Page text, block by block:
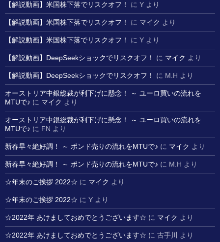
【解説動画】米国株下落でリスクオフ！ に Y より
【解説動画】米国株下落でリスクオフ！ に マイク より
【解説動画】米国株下落でリスクオフ！ に Y より
【解説動画】DeepSeekショックでリスクオフ！ に マイク より
【解説動画】DeepSeekショックでリスクオフ！ に M.H より
オーストリア中銀総裁が利下げに懸念！ ～ ユーロ買いの流れを
MTUで♪ に マイク より
オーストリア中銀総裁が利下げに懸念！ ～ ユーロ買いの流れを
MTUで♪ に FN より
新春早々絶好調！ ～ ポンド売りの流れをMTUで♪ に マイク より
新春早々絶好調！ ～ ポンド売りの流れをMTUで♪ に M.H より
☆年末のご挨拶 2022☆ に マイク より
☆年末のご挨拶 2022☆ に Y より
☆2022年 あけましておめでとうございます☆ に マイク より
☆2022年 あけましておめでとうございます☆ に 古手川 より